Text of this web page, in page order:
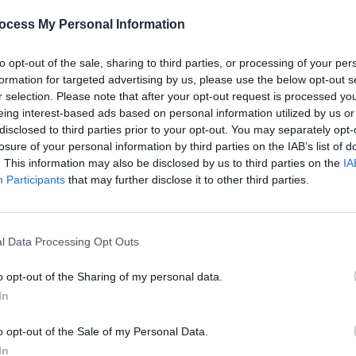
My Personal Information
opt-out of the sale, sharing to third parties, or processing of your
for targeted advertising by us, please use the below opt-out
selection. Please note that after your opt-out request is processed
interest-based ads based on personal information utilized by us
to third parties prior to your opt-out. You may separately
of your personal information by third parties on the IAB’s list of
This information may also be disclosed by us to third parties on the
Participants that may further disclose it to other third parties.
Data Processing Opt Outs
opt-out of the Sharing of my personal data.
opt-out of the Sale of my Personal Data.
que leur note a été réglée. Un client, discret, a
surpris, n’ont rien vu venir. Ce geste spontané
est souvent mise en doute dans les grandes
souhaitant remercier la personne et lui rendre
que dans leur communauté, on ne laisse
un cadeau de Noël. En rejetant tout
de l’entraide. Ce geste sincère reste gravé